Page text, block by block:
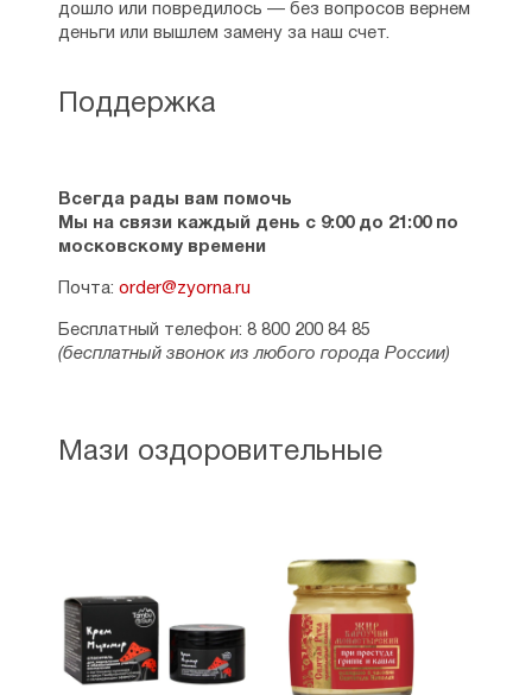
Поддержка
Всегда рады вам помочь
Мы на связи каждый день с 9:00 до 21:00 по
московскому времени
Почта: order@zyorna.ru
Бесплатный телефон: 8 800 200 84 85
(бесплатный звонок из любого города России)
дошло или повредилось — без вопросов вернем
деньги или вышлем замену за наш счет.
Мази оздоровительные